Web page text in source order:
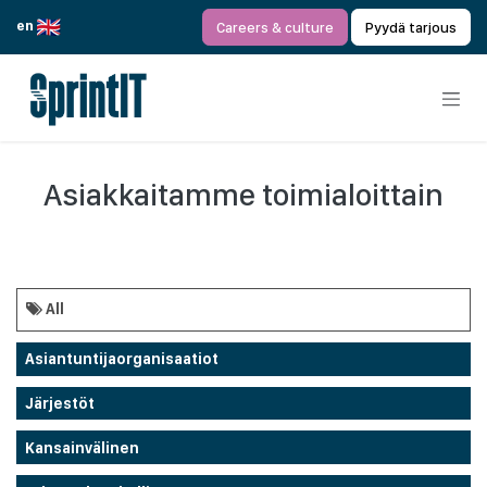
en
Careers & culture Pyydä tarjous
Asiakkaitamme toimialoittain
All
Asiantuntijaorganisaatiot
Järjestöt
Kansainvälinen